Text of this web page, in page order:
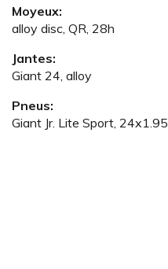
Moyeux:
alloy disc, QR, 28h
Jantes:
Giant 24, alloy
Pneus:
Giant Jr. Lite Sport, 24x1.95